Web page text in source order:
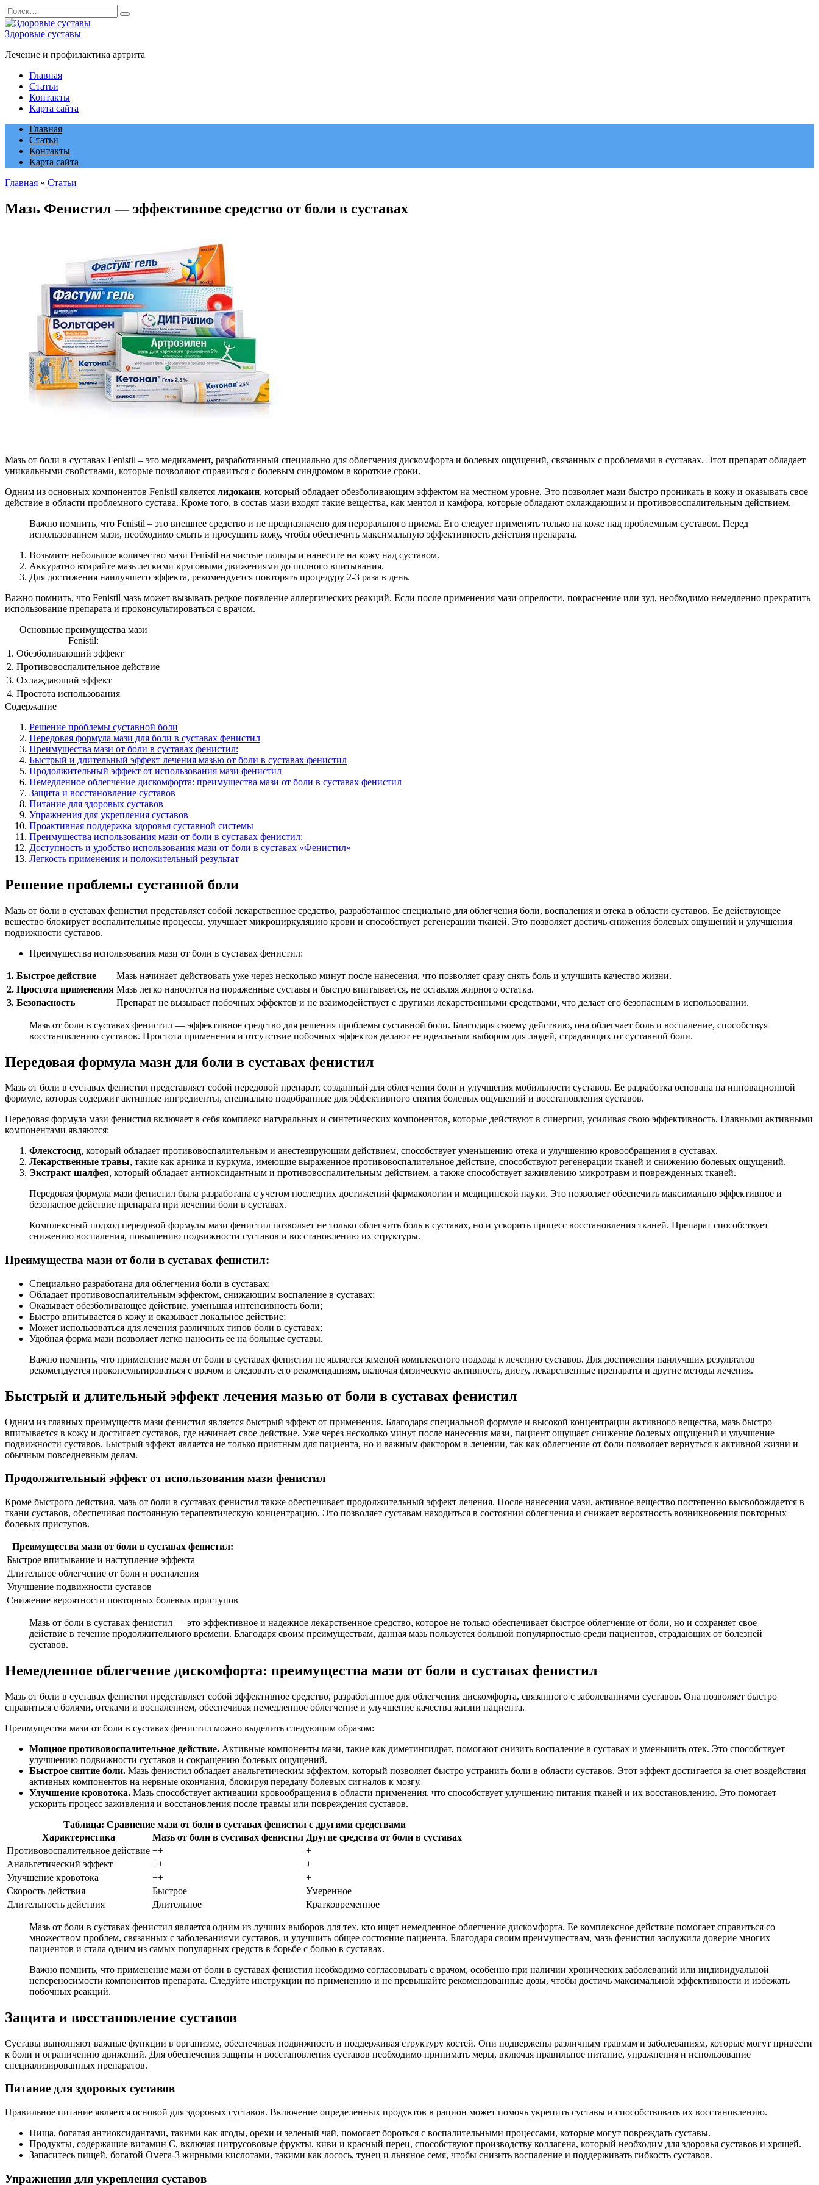
Перейти
к
содержанию
Search
for:
Здоровые суставы
Лечение и профилактика артрита
Главная
Статьи
Контакты
Карта сайта
Главная
Статьи
Контакты
Карта сайта
Главная » Статьи
Мазь Фенистил — эффективное средство от боли в суставах
Мазь от боли в суставах Fenistil – это медикамент, разработанный специально для облегчения дискомфорта и болевых ощущений, связанных с проблемами в суставах. Этот препарат обладает
уникальными свойствами, которые позволяют справиться с болевым синдромом в короткие сроки.
Одним из основных компонентов Fenistil является лидокаин, который обладает обезболивающим эффектом на местном уровне. Это позволяет мази быстро проникать в кожу и оказывать свое
действие в области проблемного сустава. Кроме того, в состав мази входят такие вещества, как ментол и камфора, которые обладают охлаждающим и противовоспалительным действием.
Важно помнить, что Fenistil – это внешнее средство и не предназначено для перорального приема. Его следует применять только на коже над проблемным суставом. Перед
использованием мази, необходимо смыть и просушить кожу, чтобы обеспечить максимальную эффективность действия препарата.
Возьмите небольшое количество мази Fenistil на чистые пальцы и нанесите на кожу над суставом.
Аккуратно втирайте мазь легкими круговыми движениями до полного впитывания.
Для достижения наилучшего эффекта, рекомендуется повторять процедуру 2-3 раза в день.
Важно помнить, что Fenistil мазь может вызывать редкое появление аллергических реакций. Если после применения мази опрелости, покраснение или зуд, необходимо немедленно прекратить
использование препарата и проконсультироваться с врачом.
Основные преимущества мази
Fenistil:
1. Обезболивающий эффект
2. Противовоспалительное действие
3. Охлаждающий эффект
4. Простота использования
Содержание
Решение проблемы суставной боли
Передовая формула мази для боли в суставах фенистил
Преимущества мази от боли в суставах фенистил:
Быстрый и длительный эффект лечения мазью от боли в суставах фенистил
Продолжительный эффект от использования мази фенистил
Немедленное облегчение дискомфорта: преимущества мази от боли в суставах фенистил
Защита и восстановление суставов
Питание для здоровых суставов
Упражнения для укрепления суставов
Проактивная поддержка здоровья суставной системы
Преимущества использования мази от боли в суставах фенистил:
Доступность и удобство использования мази от боли в суставах «Фенистил»
Легкость применения и положительный результат
Решение проблемы суставной боли
Мазь от боли в суставах фенистил представляет собой лекарственное средство, разработанное специально для облегчения боли, воспаления и отека в области суставов. Ее действующее
вещество блокирует воспалительные процессы, улучшает микроциркуляцию крови и способствует регенерации тканей. Это позволяет достичь снижения болевых ощущений и улучшения
подвижности суставов.
Преимущества использования мази от боли в суставах фенистил:
1. Быстрое действие
Мазь начинает действовать уже через несколько минут после нанесения, что позволяет сразу снять боль и улучшить качество жизни.
2. Простота применения Мазь легко наносится на пораженные суставы и быстро впитывается, не оставляя жирного остатка.
3. Безопасность
Препарат не вызывает побочных эффектов и не взаимодействует с другими лекарственными средствами, что делает его безопасным в использовании.
Мазь от боли в суставах фенистил — эффективное средство для решения проблемы суставной боли. Благодаря своему действию, она облегчает боль и воспаление, способствуя
восстановлению суставов. Простота применения и отсутствие побочных эффектов делают ее идеальным выбором для людей, страдающих от суставной боли.
Передовая формула мази для боли в суставах фенистил
Мазь от боли в суставах фенистил представляет собой передовой препарат, созданный для облегчения боли и улучшения мобильности суставов. Ее разработка основана на инновационной
формуле, которая содержит активные ингредиенты, специально подобранные для эффективного снятия болевых ощущений и восстановления суставов.
Передовая формула мази фенистил включает в себя комплекс натуральных и синтетических компонентов, которые действуют в синергии, усиливая свою эффективность. Главными активными
компонентами являются:
Флекстосид, который обладает противовоспалительным и анестезирующим действием, способствует уменьшению отека и улучшению кровообращения в суставах.
Лекарственные травы, такие как арника и куркума, имеющие выраженное противовоспалительное действие, способствуют регенерации тканей и снижению болевых ощущений.
Экстракт шалфея, который обладает антиоксидантным и противовоспалительным действием, а также способствует заживлению микротравм и поврежденных тканей.
Передовая формула мази фенистил была разработана с учетом последних достижений фармакологии и медицинской науки. Это позволяет обеспечить максимально эффективное и
безопасное действие препарата при лечении боли в суставах.
Комплексный подход передовой формулы мази фенистил позволяет не только облегчить боль в суставах, но и ускорить процесс восстановления тканей. Препарат способствует
снижению воспаления, повышению подвижности суставов и восстановлению их структуры.
Преимущества мази от боли в суставах фенистил:
Специально разработана для облегчения боли в суставах;
Обладает противовоспалительным эффектом, снижающим воспаление в суставах;
Оказывает обезболивающее действие, уменьшая интенсивность боли;
Быстро впитывается в кожу и оказывает локальное действие;
Может использоваться для лечения различных типов боли в суставах;
Удобная форма мази позволяет легко наносить ее на больные суставы.
Важно помнить, что применение мази от боли в суставах фенистил не является заменой комплексного подхода к лечению суставов. Для достижения наилучших результатов
рекомендуется проконсультироваться с врачом и следовать его рекомендациям, включая физическую активность, диету, лекарственные препараты и другие методы лечения.
Быстрый и длительный эффект лечения мазью от боли в суставах фенистил
Одним из главных преимуществ мази фенистил является быстрый эффект от применения. Благодаря специальной формуле и высокой концентрации активного вещества, мазь быстро
впитывается в кожу и достигает суставов, где начинает свое действие. Уже через несколько минут после нанесения мази, пациент ощущает снижение болевых ощущений и улучшение
подвижности суставов. Быстрый эффект является не только приятным для пациента, но и важным фактором в лечении, так как облегчение от боли позволяет вернуться к активной жизни и
обычным повседневным делам.
Продолжительный эффект от использования мази фенистил
Кроме быстрого действия, мазь от боли в суставах фенистил также обеспечивает продолжительный эффект лечения. После нанесения мази, активное вещество постепенно высвобождается в
ткани суставов, обеспечивая постоянную терапевтическую концентрацию. Это позволяет суставам находиться в состоянии облегчения и снижает вероятность возникновения повторных
болевых приступов.
Преимущества мази от боли в суставах фенистил:
Быстрое впитывание и наступление эффекта
Длительное облегчение от боли и воспаления
Улучшение подвижности суставов
Снижение вероятности повторных болевых приступов
Мазь от боли в суставах фенистил — это эффективное и надежное лекарственное средство, которое не только обеспечивает быстрое облегчение от боли, но и сохраняет свое
действие в течение продолжительного времени. Благодаря своим преимуществам, данная мазь пользуется большой популярностью среди пациентов, страдающих от болезней
суставов.
Немедленное облегчение дискомфорта: преимущества мази от боли в суставах фенистил
Мазь от боли в суставах фенистил представляет собой эффективное средство, разработанное для облегчения дискомфорта, связанного с заболеваниями суставов. Она позволяет быстро
справиться с болями, отеками и воспалением, обеспечивая немедленное облегчение и улучшение качества жизни пациента.
Преимущества мази от боли в суставах фенистил можно выделить следующим образом:
Мощное противовоспалительное действие. Активные компоненты мази, такие как диметингидрат, помогают снизить воспаление в суставах и уменьшить отек. Это способствует
улучшению подвижности суставов и сокращению болевых ощущений.
Быстрое снятие боли. Мазь фенистил обладает анальгетическим эффектом, который позволяет быстро устранить боли в области суставов. Этот эффект достигается за счет воздействия
активных компонентов на нервные окончания, блокируя передачу болевых сигналов к мозгу.
Улучшение кровотока. Мазь способствует активации кровообращения в области применения, что способствует улучшению питания тканей и их восстановлению. Это помогает
ускорить процесс заживления и восстановления после травмы или повреждения суставов.
Таблица: Сравнение мази от боли в суставах фенистил с другими средствами
Характеристика
Мазь от боли в суставах фенистил Другие средства от боли в суставах
Противовоспалительное действие ++
+
Анальгетический эффект
++
+
Улучшение кровотока
++
+
Скорость действия
Быстрое
Умеренное
Длительность действия
Длительное Кратковременное
Мазь от боли в суставах фенистил является одним из лучших выборов для тех, кто ищет немедленное облегчение дискомфорта. Ее комплексное действие помогает справиться со
множеством проблем, связанных с заболеваниями суставов, и улучшить общее состояние пациента. Благодаря своим преимуществам, мазь фенистил заслужила доверие многих
пациентов и стала одним из самых популярных средств в борьбе с болью в суставах.
Важно помнить, что применение мази от боли в суставах фенистил необходимо согласовывать с врачом, особенно при наличии хронических заболеваний или индивидуальной
непереносимости компонентов препарата. Следуйте инструкции по применению и не превышайте рекомендованные дозы, чтобы достичь максимальной эффективности и избежать
побочных реакций.
Защита и восстановление суставов
Суставы выполняют важные функции в организме, обеспечивая подвижность и поддерживая структуру костей. Они подвержены различным травмам и заболеваниям, которые могут привести
к боли и ограничению движений. Для обеспечения защиты и восстановления суставов необходимо принимать меры, включая правильное питание, упражнения и использование
специализированных препаратов.
Питание для здоровых суставов
Правильное питание является основой для здоровых суставов. Включение определенных продуктов в рацион может помочь укрепить суставы и способствовать их восстановлению.
Пища, богатая антиоксидантами, такими как ягоды, орехи и зеленый чай, помогает бороться с воспалительными процессами, которые могут повреждать суставы.
Продукты, содержащие витамин С, включая цитрусововые фрукты, киви и красный перец, способствуют производству коллагена, который необходим для здоровья суставов и хрящей.
Запаситесь пищей, богатой Омега-3 жирными кислотами, такими как лосось, тунец и льняное семя, чтобы снизить воспаление и поддерживать гибкость суставов.
Упражнения для укрепления суставов